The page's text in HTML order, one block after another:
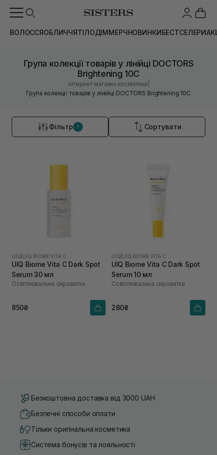
ВОЛОССЯОБЛИЧЧЯТІЛОДІММЕРЧНОВИНКИБЕСТСЕЛЕРИ
Група колекції товарів у лінійці DOCTORS
Brightening 10C
Інтернет магазин косметики
Група колекції товарів у лінійці DOCTORS Brightening 10C
Фільтр 1 Сортувати
UIQ UIQ BIOME VITA C
UIQ Biome Vita C Dark Spot
Serum 30 мл
Освітлювальна сироватка
850₴
UIQ UIQ BIOME VITA C
UIQ Biome Vita C Dark Spot
Serum 10 мл
Освітлювальна сироватка
280₴
Безкоштовна доставка від 3000 UAH
Безпечні способи оплати
Тільки оригінальна косметика
Система бонусів та лояльності